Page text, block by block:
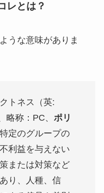
レとは？
うな意味がありま
トネス（英:
略称：PC、 ポリ
定のグループの
利益を与えない
または対策など
り、人種、信